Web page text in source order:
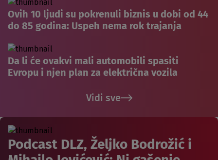
Ovih 10 ljudi su pokrenuli biznis u dobi od 44
do 85 godina: Uspeh nema rok trajanja
Da li će ovakvi mali automobili spasiti
Evropu i njen plan za električna vozila
Vidi sve
Podcast DLZ, Željko Bodrožić i